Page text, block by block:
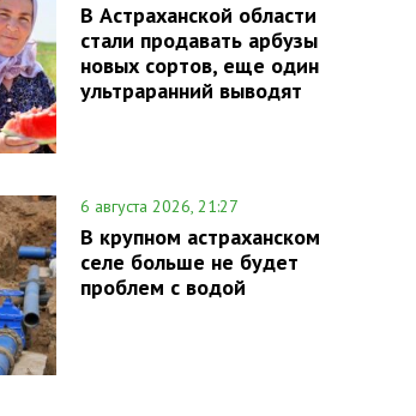
В Астраханской области
стали продавать арбузы
новых сортов, еще один
ультраранний выводят
6 августа 2026, 21:27
В крупном астраханском
селе больше не будет
проблем с водой